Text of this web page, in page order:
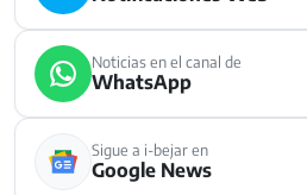
Noticias en el canal de
WhatsApp
Sigue a i-bejar en
Google News